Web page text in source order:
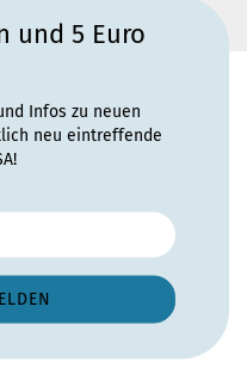
und 5 Euro
Infos zu neuen
neu eintreffende